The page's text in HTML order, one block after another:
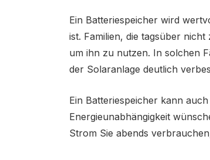
Ein Batteriespeicher wird
ist. Familien, die tagsüber
um ihn zu nutzen. In solchen
der Solaranlage deutlich
Ein Batteriespeicher kann
Energieunabhängigkeit
Strom Sie abends